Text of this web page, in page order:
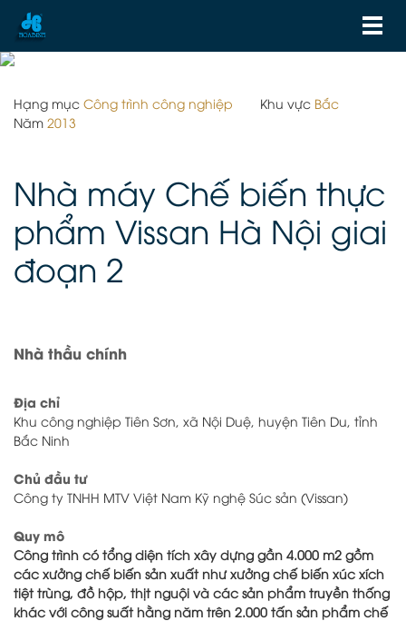
Hạng mục Công trình công nghiệp Khu vực Bắc
Năm 2013
Nhà máy Chế biến thực
phẩm Vissan Hà Nội giai
đoạn 2
Nhà thầu chính
Địa chỉ
Khu công nghiệp Tiên Sơn, xã Nội Duệ, huyện Tiên Du, tỉnh
Bắc Ninh
Chủ đầu tư
Công ty TNHH MTV Việt Nam Kỹ nghệ Súc sản (Vissan)
Quy mô
Công trình có tổng diện tích xây dựng gần 4.000 m2 gồm
các xưởng chế biến sản xuất như xưởng chế biến xúc xích
tiệt trùng, đồ hộp, thịt nguội và các sản phẩm truyền thống
khác với công suất hằng năm trên 2.000 tấn sản phẩm chế